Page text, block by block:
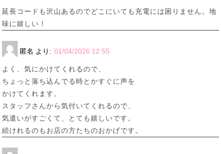
延長コードも沢山あるのでどこにいても充電には困りません。地
味に嬉しい！
匿名 より: 01/04/2026 12:55
よく、気にかけてくれるので、
ちょっと落ち込んでる時とかすぐに声を
かけてくれます。
スタッフさんから気付いてくれるので、
気遣いがすごくて、とても嬉しいです。
続けれるのもお店の方たちのおかげです。